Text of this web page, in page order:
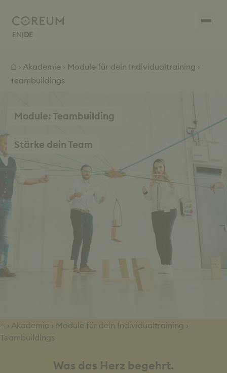
EN|DE
⌂ › Akademie › Module für dein Individualtraining ›
Teambuildings
Module: Teambuilding
Stärke dein Team
⌂ › Akademie › Module für dein Individualtraining ›
Teambuildings
Was das Herz begehrt.